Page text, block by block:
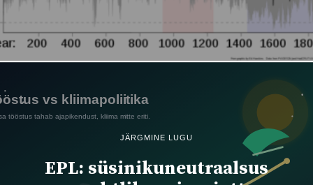
JÄRGMINE LUGU
EPL: süsinikuneutraalsus